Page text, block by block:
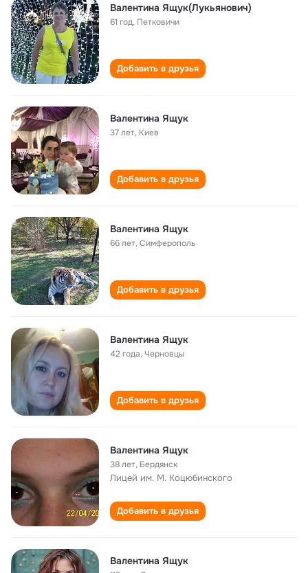
Валентина Ящук(Лукьянович)
61 год, Петковичи
Добавить в друзья
Валентина Ящук
37 лет, Киев
Добавить в друзья
Валентина Ящук
66 лет,Симферополь
Добавить в друзья
Валентина Ящук
42 года,Черновцы
Добавить в друзья
Валентина Ящук
38 лет, Бердянск
Лицей им. М. Коцюбинского
Добавить в друзья
Валентина Ящук